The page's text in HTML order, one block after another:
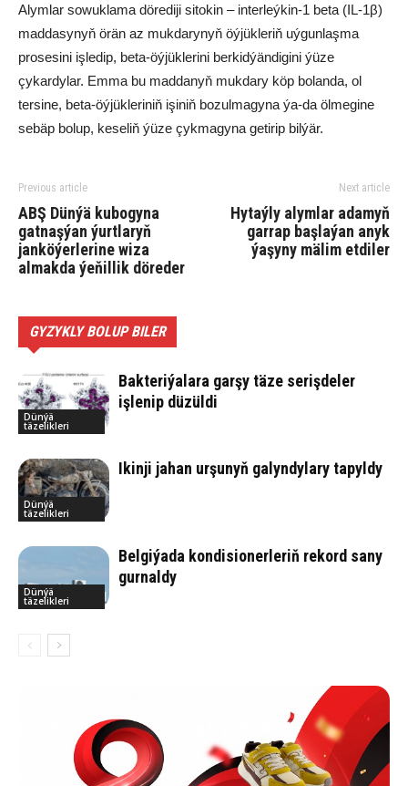
Alymlar sowuklama dörediji sitokin – interleýkin-1 beta (IL-1β)
maddasynyň örän az mukdarynyň öýjükleriň uýgunlaşma
prosesini işledip, beta-öýjüklerini berkidýändigini ýüze
çykardylar. Emma bu maddanyň mukdary köp bolanda, ol
tersine, beta-öýjükleriniň işiniň bozulmagyna ýa-da ölmegine
sebäp bolup, keseliň ýüze çykmagyna getirip bilýär.
Previous article
ABŞ Dünýä kubogyna
gatnaşýan ýurtlaryň
janköýerlerine wiza
almakda ýeňillik döreder
Next article
Hytaýly alymlar adamyň
garrap başlaýan anyk
ýaşyny mälim etdiler
GYZYKLY BOLUP BILER
Dünýä
täzelikleri
Bakteriýalara garşy täze serişdeler
işlenip düzüldi
Dünýä
täzelikleri
Ikinji jahan urşunyň galyndylary tapyldy
Dünýä
täzelikleri
Belgiýada kondisionerleriň rekord sany
gurnaldy